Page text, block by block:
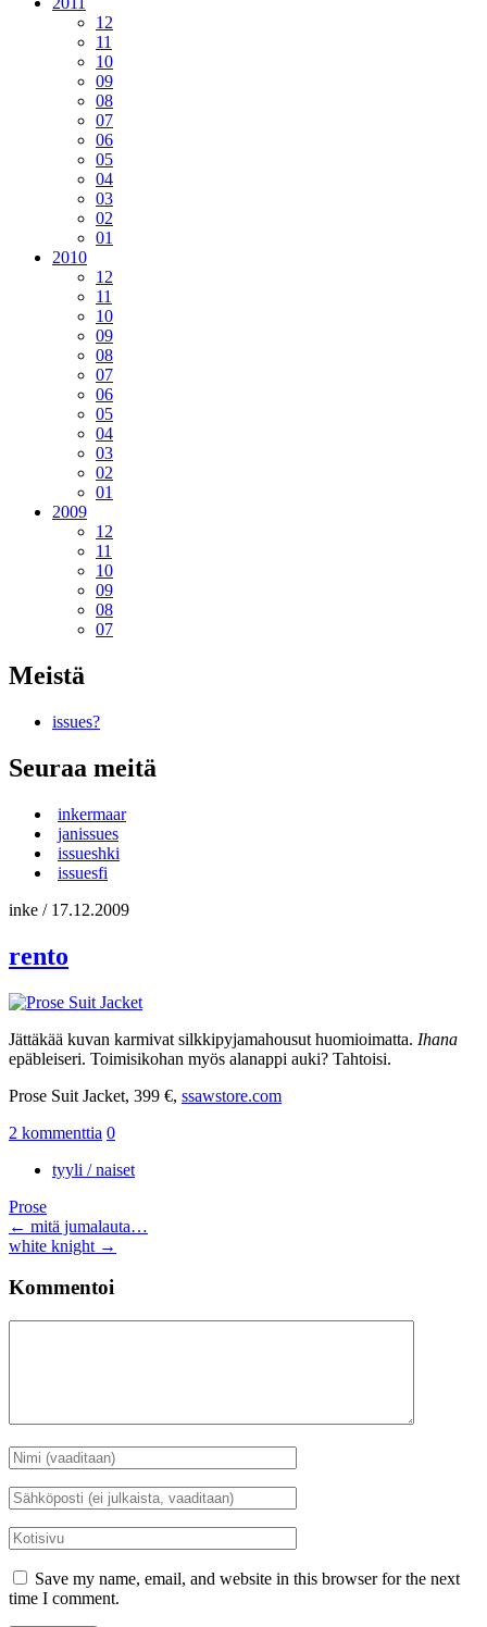
12
11
10
09
08
07
06
05
04
03
02
01
2010
12
11
10
09
08
07
06
05
04
03
02
01
2009
12
11
10
09
08
07
Meistä
issues?
Seuraa meitä
inkermaar
janissues
issueshki
issuesfi
inke / 17.12.2009
rento
Jättäkää kuvan karmivat silkkipyjamahousut huomioimatta. Ihana
epäbleiseri. Toimisikohan myös alanappi auki? Tahtoisi.
Prose Suit Jacket, 399 €, ssawstore.com
2 kommenttia 0
tyyli / naiset
Prose
Artikkelien
selaus
← mitä jumalauta…
white knight →
Kommentoi
Nimi
*
Sähköposti
*
Kotisivu
Save my name, email, and website in this browser for the next
time I comment.